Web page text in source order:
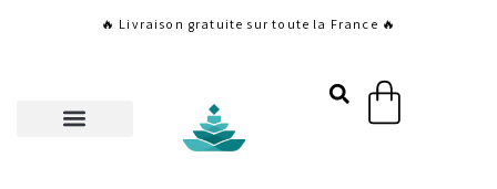
🔥 Livraison gratuite sur toute la France 🔥
Panier